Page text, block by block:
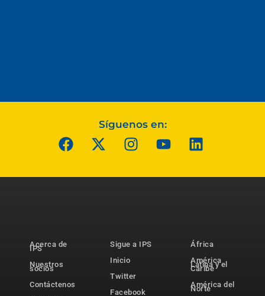
Síguenos en:
Acerca de
IPS
Nuestros
socios
Contáctenos
Sigue a IPS
Inicio
Twitter
Facebook
África
América
Latina y el
Caribe
América del
Norte